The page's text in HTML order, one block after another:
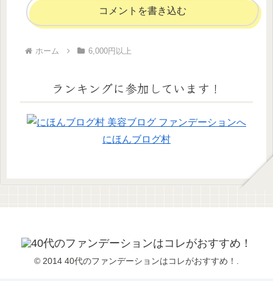
コメントを書き込む
ホーム 6,000円以上
ランキングに参加しています！
にほんブログ村
© 2014 40代のファンデーションはコレがおすすめ！.